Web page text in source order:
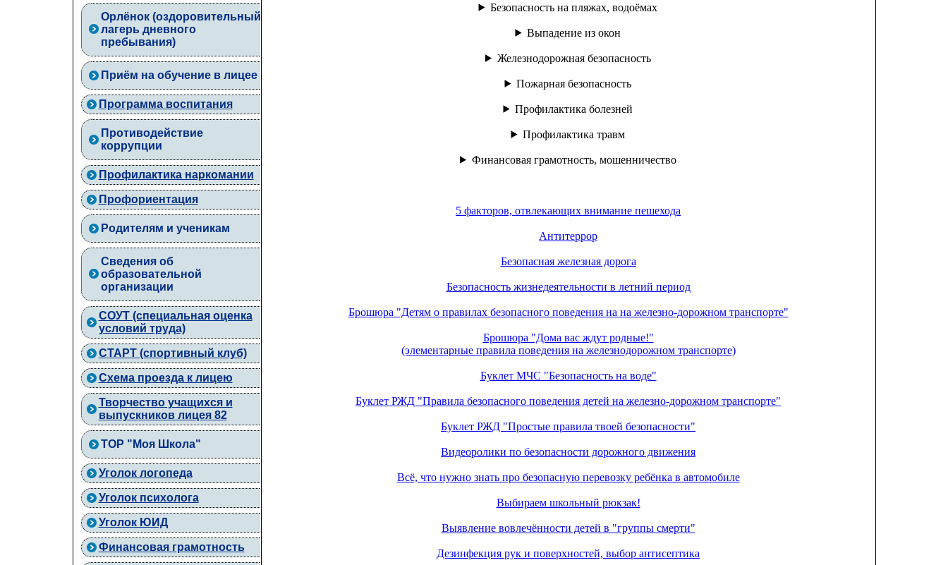
Орлёнок (оздоровительный
лагерь дневного
пребывания)
Приём на обучение в лицее
Программа воспитания
Противодействие
коррупции
Профилактика наркомании
Профориентация
Родителям и ученикам
Сведения об
образовательной
организации
СОУТ (специальная оценка
условий труда)
СТАРТ (спортивный клуб)
Схема проезда к лицею
Творчество учащихся и
выпускников лицея 82
ТОР "Моя Школа"
Уголок логопеда
Уголок психолога
Уголок ЮИД
Финансовая грамотность
Безопасность на пляжах, водоёмах
Выпадение из окон
Железнодорожная безопасность
Пожарная безопасность
Профилактика болезней
Профилактика травм
Финансовая грамотность, мошенничество
5 факторов, отвлекающих внимание пешехода
Антитеррор
Безопасная железная дорога
Безопасность жизнедеятельности в летний период
Брошюра "Детям о правилах безопасного поведения на на железно-дорожном транспорте"
Брошюра "Дома вас ждут родные!"
(элементарные правила поведения на железнодорожном транспорте)
Буклет МЧС "Безопасность на воде"
Буклет РЖД "Правила безопасного поведения детей на железно-дорожном транспорте"
Буклет РЖД "Простые правила твоей безопасности"
Видеоролики по безопасности дорожного движения
Всё, что нужно знать про безопасную перевозку ребёнка в автомобиле
Выбираем школьный рюкзак!
Выявление вовлечённости детей в "группы смерти"
Дезинфекция рук и поверхностей, выбор антисептика